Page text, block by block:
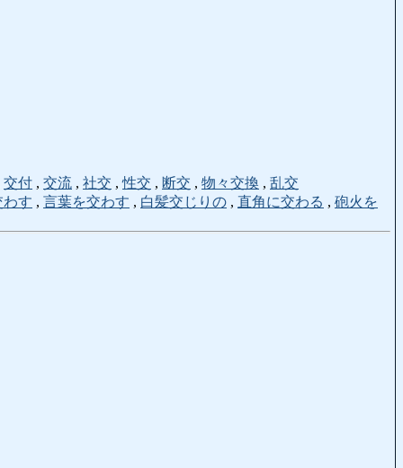
交付 , 交流 , 社交 ,性交 , 断交 , 物々交換 , 乱交
わす , 言葉を交わす , 白髪交じりの , 直角に交わる , 砲火を